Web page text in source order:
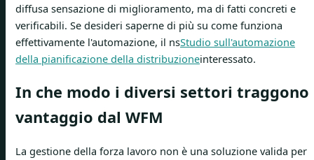
diffusa sensazione di miglioramento, ma di fatti concreti e
verificabili. Se desideri saperne di più su come funziona
effettivamente l'automazione, il nsStudio sull'automazione
della pianificazione della distribuzioneinteressato.
In che modo i diversi settori traggono
vantaggio dal WFM
La gestione della forza lavoro non è una soluzione valida per